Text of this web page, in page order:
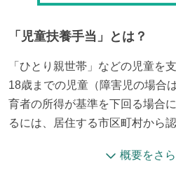
「 児童扶養手当 」とは？
「ひとり親世帯」などの児童を
18歳までの児童（障害児の場合
育者の所得が基準を下回る場合
るには、居住する市区町村から
概要をさ